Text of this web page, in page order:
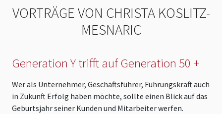
VORTRÄGE VON CHRISTA KOSLITZ-
MESNARIC
Generation Y trifft auf Generation 50 +
Wer als Unternehmer, Geschäftsführer, Führungskraft auch
in Zukunft Erfolg haben möchte, sollte einen Blick auf das
Geburtsjahr seiner Kunden und Mitarbeiter werfen.